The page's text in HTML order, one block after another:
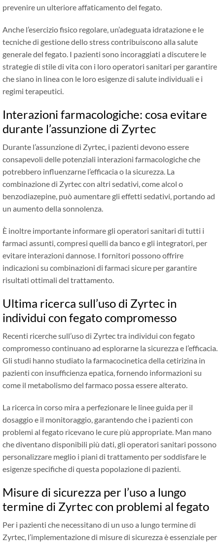
prevenire un ulteriore affaticamento del fegato.
Anche l’esercizio fisico regolare, un’adeguata idratazione e le
tecniche di gestione dello stress contribuiscono alla salute
generale del fegato. I pazienti sono incoraggiati a discutere le
strategie di stile di vita con i loro operatori sanitari per garantire
che siano in linea con le loro esigenze di salute individuali e i
regimi terapeutici.
Interazioni farmacologiche: cosa evitare
durante l’assunzione di Zyrtec
Durante l’assunzione di Zyrtec, i pazienti devono essere
consapevoli delle potenziali interazioni farmacologiche che
potrebbero influenzarne l’efficacia o la sicurezza. La
combinazione di Zyrtec con altri sedativi, come alcol o
benzodiazepine, può aumentare gli effetti sedativi, portando ad
un aumento della sonnolenza.
È inoltre importante informare gli operatori sanitari di tutti i
farmaci assunti, compresi quelli da banco e gli integratori, per
evitare interazioni dannose. I fornitori possono offrire
indicazioni su combinazioni di farmaci sicure per garantire
risultati ottimali del trattamento.
Ultima ricerca sull’uso di Zyrtec in
individui con fegato compromesso
Recenti ricerche sull’uso di Zyrtec tra individui con fegato
compromesso continuano ad esplorarne la sicurezza e l’efficacia.
Gli studi hanno studiato la farmacocinetica della cetirizina in
pazienti con insufficienza epatica, fornendo informazioni su
come il metabolismo del farmaco possa essere alterato.
La ricerca in corso mira a perfezionare le linee guida per il
dosaggio e il monitoraggio, garantendo che i pazienti con
problemi al fegato ricevano le cure più appropriate. Man mano
che diventano disponibili più dati, gli operatori sanitari possono
personalizzare meglio i piani di trattamento per soddisfare le
esigenze specifiche di questa popolazione di pazienti.
Misure di sicurezza per l’uso a lungo
termine di Zyrtec con problemi al fegato
Per i pazienti che necessitano di un uso a lungo termine di
Zyrtec, l’implementazione di misure di sicurezza è essenziale per